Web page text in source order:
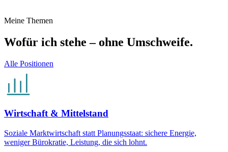
Meine Themen
Wofür ich stehe – ohne Umschweife.
Alle Positionen
Wirtschaft & Mittelstand
Soziale Marktwirtschaft statt Planungsstaat: sichere Energie,
weniger Bürokratie, Leistung, die sich lohnt.